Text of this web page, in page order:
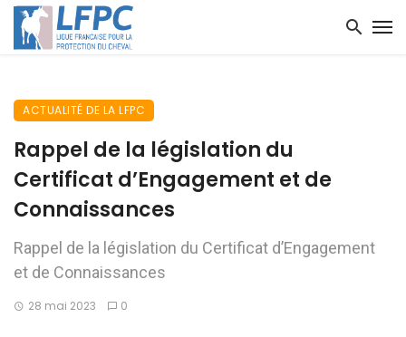
ACTUALITÉ DE LA LFPC
Rappel de la législation du
Certificat d’Engagement et de
Connaissances
Rappel de la législation du Certificat d’Engagement
et de Connaissances
28 mai 2023 0